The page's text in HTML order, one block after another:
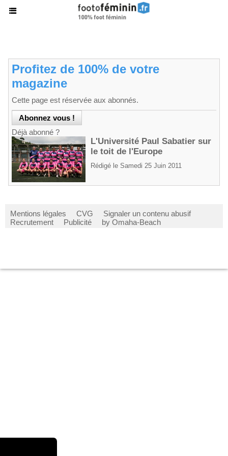
Profitez de 100% de votre
magazine
Cette page est réservée aux abonnés.
Déjà abonné ?
L'Université Paul Sabatier sur
le toit de l'Europe
Rédigé le Samedi 25 Juin 2011
Mentions légales CVG
Signaler un contenu abusif
Recrutement
Publicité by Omaha-Beach